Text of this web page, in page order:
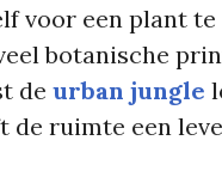
voor een plant te
botanische
de urban jungle
de ruimte een